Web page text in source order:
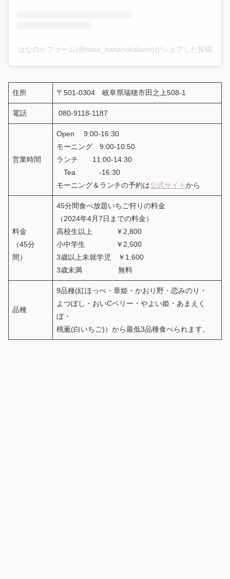
はなのかファーム(@hitax_hananokafarm)がシェアした投稿
住所 〒501-0304 岐阜県瑞穂市田之上508-1
電話 080-9118-1187
営業時間
Open 9:00-16:30
モーニング 9:00-10:50
ランチ 11:00-14:30
Tea -16:30
モーニング＆ランチの予約は公式サイトから
料金
（45分
間）
45分間食べ放題いちご狩りの料金
（2024年4月7日までの料金）
高校生以上 ￥2,800
小中学生 ￥2,500
3歳以上未就学児 ￥1,600
3歳未満 無料
品種
9品種(紅ほっぺ・章姫・かおり野・恋みのり・
よつぼし・おいCベリー・やよい姫・あまえく
ぼ・
桃薫(白いちご)）から最低3品種食べられます。